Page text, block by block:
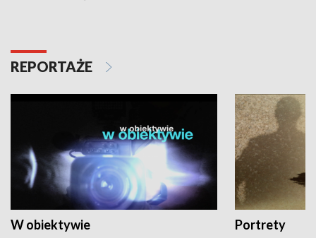
REPORTAŻE
W obiektywie Portrety